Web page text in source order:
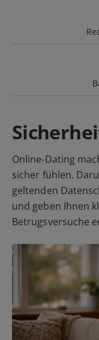
Online-Dating
sicher fühlen.
geltenden
und geben Ihnen
Betrugsversuche